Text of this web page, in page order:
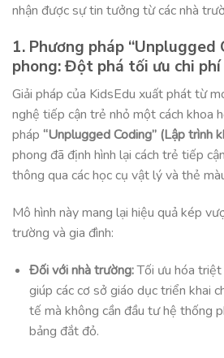
nhận được sự tin tưởng từ các nhà
1. Phương pháp “Unplugged
phong: Đột phá tối ưu chi
Giải pháp của KidsEdu xuất phát từ
nghệ tiếp cận trẻ nhỏ một cách khoa
pháp “Unplugged Coding” (Lập trình
phong đã định hình lại cách trẻ tiếp
thông qua các học cụ vật lý và thẻ
Mô hình này mang lại hiệu quả kép
trường và gia đình:
Đối với nhà trường:Tối ưu hóa triệt
giúp các cơ sở giáo dục triển khai
tế mà không cần đầu tư hệ thống
bảng đắt đỏ.